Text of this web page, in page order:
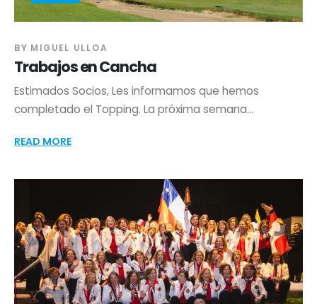
BY MIGUEL ULLOA
Trabajos en Cancha
Estimados Socios, Les informamos que hemos
completado el Topping. La próxima semana...
READ MORE